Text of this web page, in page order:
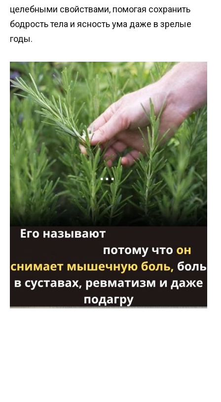
целебными свойствами, помогая сохранить
бодрость тела и ясность ума даже в зрелые
годы.